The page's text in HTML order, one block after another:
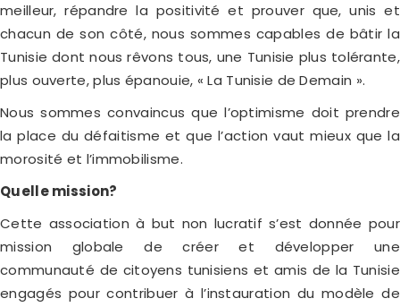
meilleur, répandre la positivité et prouver que, unis et
chacun de son côté, nous sommes capables de bâtir la
Tunisie dont nous rêvons tous, une Tunisie plus tolérante,
plus ouverte, plus épanouie, « La Tunisie de Demain ».
Nous sommes convaincus que l’optimisme doit prendre
la place du défaitisme et que l’action vaut mieux que la
morosité et l’immobilisme.
Quelle mission?
Cette association à but non lucratif s’est donnée pour
mission globale de créer et développer une
communauté de citoyens tunisiens et amis de la Tunisie
engagés pour contribuer à l’instauration du modèle de